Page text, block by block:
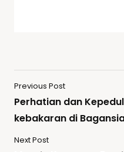
Previous Post
Perhatian dan
kebakaran di
Next Post